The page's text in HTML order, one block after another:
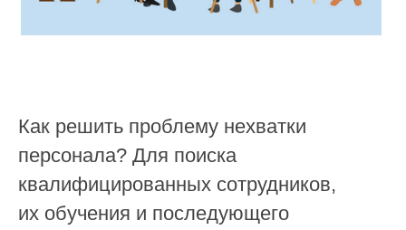
Как решить проблему нехватки
персонала? Для поиска
квалифицированных сотрудников,
их обучения и последующего